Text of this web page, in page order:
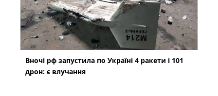
Вночі рф запустила по Україні 4 ракети і 101
дрон: є влучання